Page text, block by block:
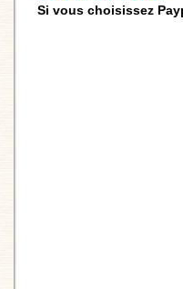
Si vous choisissez